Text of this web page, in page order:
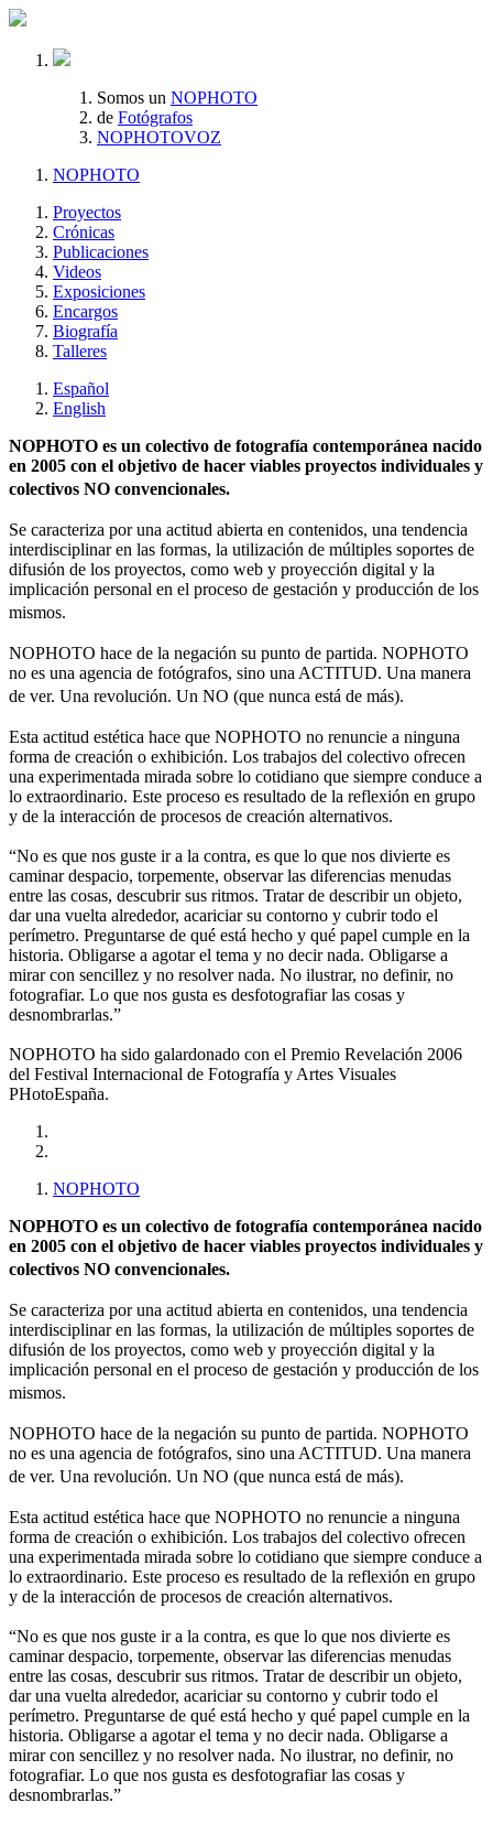
Somos un NOPHOTO
de Fotógrafos
NOPHOTOVOZ
NOPHOTO
Proyectos
Crónicas
Publicaciones
Videos
Exposiciones
Encargos
Biografía
Talleres
Español
English
NOPHOTO es un colectivo de fotografía contemporánea nacido
en 2005 con el objetivo de hacer viables proyectos individuales y
colectivos NO convencionales.
Se caracteriza por una actitud abierta en contenidos, una tendencia
interdisciplinar en las formas, la utilización de múltiples soportes de
difusión de los proyectos, como web y proyección digital y la
implicación personal en el proceso de gestación y producción de los
mismos.
NOPHOTO hace de la negación su punto de partida. NOPHOTO
no es una agencia de fotógrafos, sino una ACTITUD. Una manera
de ver. Una revolución. Un NO (que nunca está de más).
Esta actitud estética hace que NOPHOTO no renuncie a ninguna
forma de creación o exhibición. Los trabajos del colectivo ofrecen
una experimentada mirada sobre lo cotidiano que siempre conduce a
lo extraordinario. Este proceso es resultado de la reflexión en grupo
y de la interacción de procesos de creación alternativos.
“No es que nos guste ir a la contra, es que lo que nos divierte es
caminar despacio, torpemente, observar las diferencias menudas
entre las cosas, descubrir sus ritmos. Tratar de describir un objeto,
dar una vuelta alrededor, acariciar su contorno y cubrir todo el
perímetro. Preguntarse de qué está hecho y qué papel cumple en la
historia. Obligarse a agotar el tema y no decir nada. Obligarse a
mirar con sencillez y no resolver nada. No ilustrar, no definir, no
fotografiar. Lo que nos gusta es desfotografiar las cosas y
desnombrarlas.”
NOPHOTO ha sido galardonado con el Premio Revelación 2006
del Festival Internacional de Fotografía y Artes Visuales
PHotoEspaña.
NOPHOTO
NOPHOTO es un colectivo de fotografía contemporánea nacido
en 2005 con el objetivo de hacer viables proyectos individuales y
colectivos NO convencionales.
Se caracteriza por una actitud abierta en contenidos, una tendencia
interdisciplinar en las formas, la utilización de múltiples soportes de
difusión de los proyectos, como web y proyección digital y la
implicación personal en el proceso de gestación y producción de los
mismos.
NOPHOTO hace de la negación su punto de partida. NOPHOTO
no es una agencia de fotógrafos, sino una ACTITUD. Una manera
de ver. Una revolución. Un NO (que nunca está de más).
Esta actitud estética hace que NOPHOTO no renuncie a ninguna
forma de creación o exhibición. Los trabajos del colectivo ofrecen
una experimentada mirada sobre lo cotidiano que siempre conduce a
lo extraordinario. Este proceso es resultado de la reflexión en grupo
y de la interacción de procesos de creación alternativos.
“No es que nos guste ir a la contra, es que lo que nos divierte es
caminar despacio, torpemente, observar las diferencias menudas
entre las cosas, descubrir sus ritmos. Tratar de describir un objeto,
dar una vuelta alrededor, acariciar su contorno y cubrir todo el
perímetro. Preguntarse de qué está hecho y qué papel cumple en la
historia. Obligarse a agotar el tema y no decir nada. Obligarse a
mirar con sencillez y no resolver nada. No ilustrar, no definir, no
fotografiar. Lo que nos gusta es desfotografiar las cosas y
desnombrarlas.”